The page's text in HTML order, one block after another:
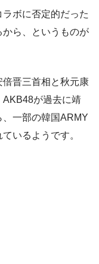
ボに否定的だった
ら、というものが
晋三首相と秋元康
AKB48が過去に靖
一部の韓国ARMY
いるようです。